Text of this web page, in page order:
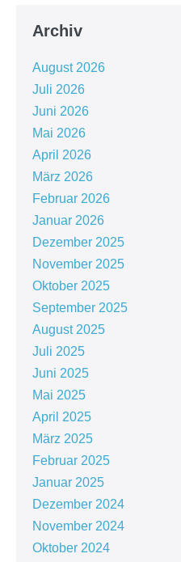
Archiv
August 2026
Juli 2026
Juni 2026
Mai 2026
April 2026
März 2026
Februar 2026
Januar 2026
Dezember 2025
November 2025
Oktober 2025
September 2025
August 2025
Juli 2025
Juni 2025
Mai 2025
April 2025
März 2025
Februar 2025
Januar 2025
Dezember 2024
November 2024
Oktober 2024